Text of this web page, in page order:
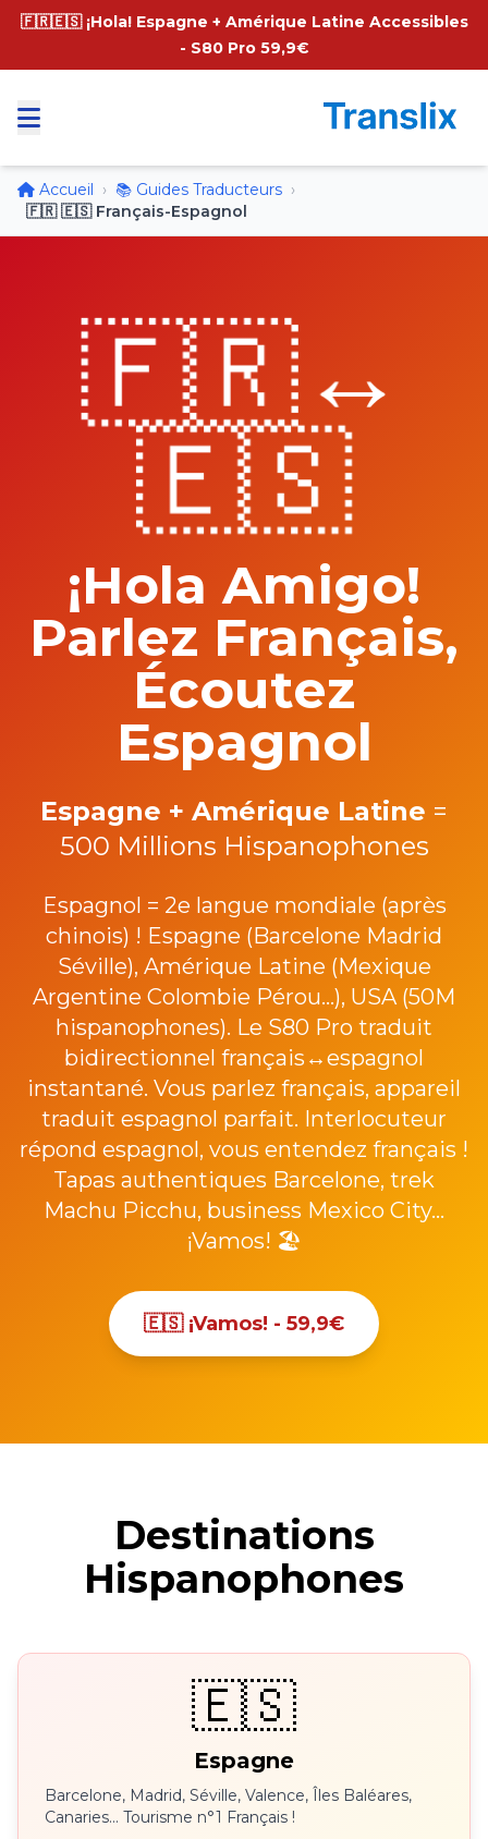
🇫🇷🇪🇸 ¡Hola! Espagne + Amérique Latine Accessibles
- S80 Pro 59,9€
Accueil › 📚 Guides Traducteurs ›
🇫🇷 🇪🇸 Français-Espagnol
🇫🇷↔️
🇪🇸
¡Hola Amigo!
Parlez Français,
Écoutez
Espagnol
Espagne + Amérique Latine =
500 Millions Hispanophones
Espagnol = 2e langue mondiale (après
chinois) ! Espagne (Barcelone Madrid
Séville), Amérique Latine (Mexique
Argentine Colombie Pérou...), USA (50M
hispanophones). Le S80 Pro traduit
bidirectionnel français↔espagnol
instantané. Vous parlez français, appareil
traduit espagnol parfait. Interlocuteur
répond espagnol, vous entendez français !
Tapas authentiques Barcelone, trek
Machu Picchu, business Mexico City...
¡Vamos! 🏖️
🇪🇸 ¡Vamos! - 59,9€
Destinations
Hispanophones
🇪🇸
Espagne
Barcelone, Madrid, Séville, Valence, Îles Baléares,
Canaries... Tourisme n°1 Français !